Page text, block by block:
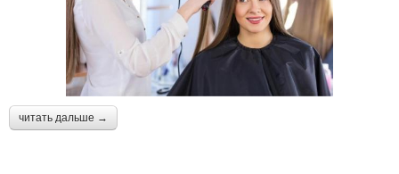
читать дальше →